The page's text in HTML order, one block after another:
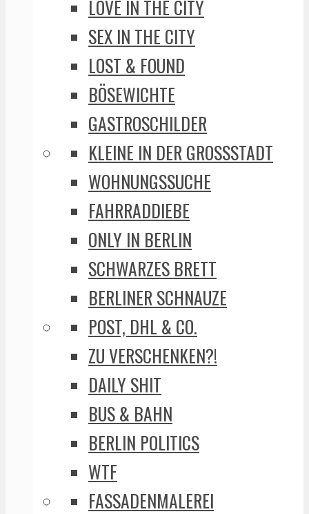
LOVE IN THE CITY
SEX IN THE CITY
LOST & FOUND
BÖSEWICHTE
GASTROSCHILDER
KLEINE IN DER GROSSSTADT
WOHNUNGSSUCHE
FAHRRADDIEBE
ONLY IN BERLIN
SCHWARZES BRETT
BERLINER SCHNAUZE
POST, DHL & CO.
ZU VERSCHENKEN?!
DAILY SHIT
BUS & BAHN
BERLIN POLITICS
WTF
FASSADENMALEREI